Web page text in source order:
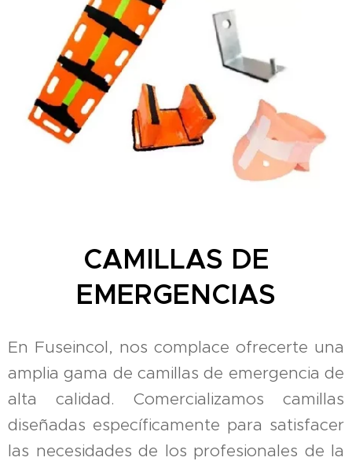
CAMILLAS DE
EMERGENCIAS
En Fuseincol, nos complace ofrecerte una
amplia gama de camillas de emergencia de
alta calidad. Comercializamos camillas
diseñadas específicamente para satisfacer
las necesidades de los profesionales de la